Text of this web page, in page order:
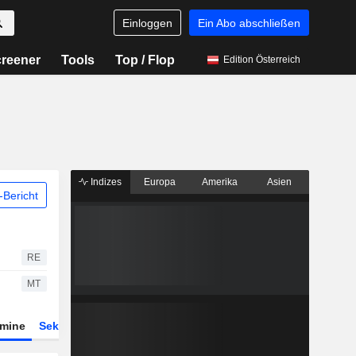
Einloggen Ein Abo abschließen
Tools Top / Flop Edition Österreich
Bericht
RE
MT
Sektor
Indizes Europa Amerika Asien